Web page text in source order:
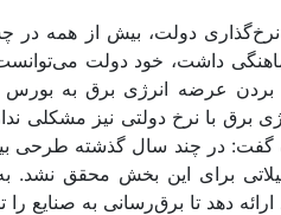
نرخ‌‌‌گذاری دولت، بیش از همه
داشت، خود دولت می‌‌‌توانست
بردن عرضه انرژی برق به
برق با نرخ دولتی نیز مشکلی
برای این بخش محقق نشد.
دهد تا برق‌‌‌رسانی به صنایع را